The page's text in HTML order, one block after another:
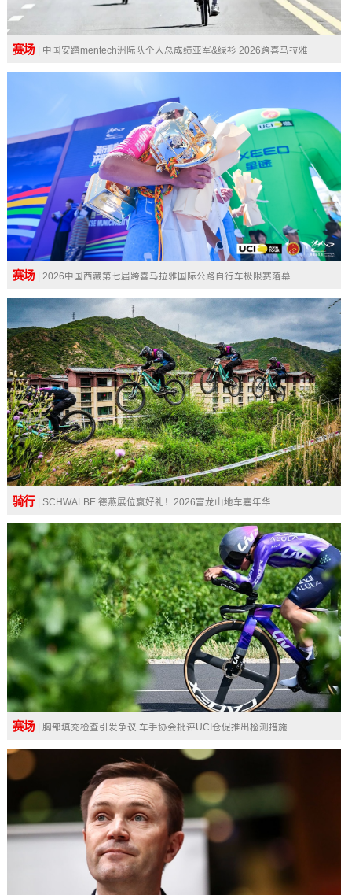
赛场 | 中国安踏mentech洲际队个人总成绩亚军&绿衫 2026跨喜马拉雅
赛场 | 2026中国西藏第七届跨喜马拉雅国际公路自行车极限赛落幕
骑行 | SCHWALBE 德燕展位赢好礼！2026富龙山地车嘉年华
赛场 | 胸部填充检查引发争议 车手协会批评UCI仓促推出检测措施